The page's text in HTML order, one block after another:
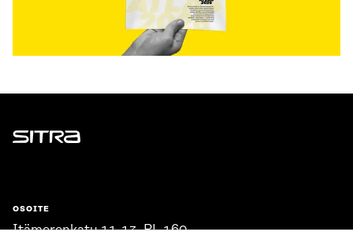
Sitra
OSOITE
Itämerenkatu 11-13, PL 160,